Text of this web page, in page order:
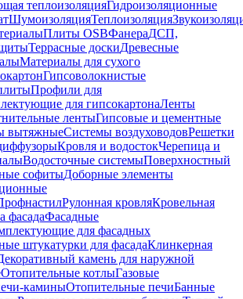
теплоизоляцияГидроизоляционные
ШумоизоляцияТеплоизоляция
Плиты OSBФанераДСП,
Террасные доскиДревесные
Материалы для сухого
Гипсоволокнистые
Профили для
для гипсокартонаЛенты
лентыГипсовые и цементные
вытяжныеСистемы воздуховодовРешетки
Кровля и водостокЧерепица и
Водосточные системыПоверхностный
софитыДоборные элементы
Рулонная кровляКровельная
фасадаФасадные
для фасадных
штукатурки для фасадаКлинкерная
камень для наружной
Отопительные котлыГазовые
каминыОтопительные печиБанные